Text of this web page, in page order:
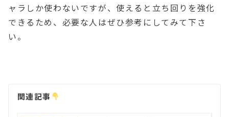
ャラしか使わないですが、使えると立ち回りを強化
できるため、必要な人はぜひ参考にしてみて下さ
い。
関連記事